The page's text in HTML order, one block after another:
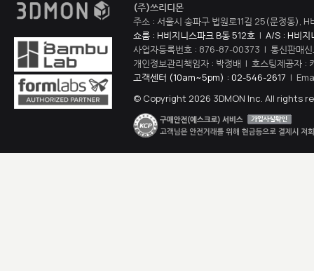
(주)쓰리디몬
주소 : 서울시 송파구 법원로11길 25(문정동),
쇼룸 : H비지니스파크 B동 512호 | A/S : H비지
사업자등록번호 : 876-87-00373 | 통신판매
개인정보관리책임자 : 박정배 | 호스팅제공자 :
고객센터 (10am~5pm) : 02-546-2617 |
© Copyright 2026 3DMON Inc. All rights